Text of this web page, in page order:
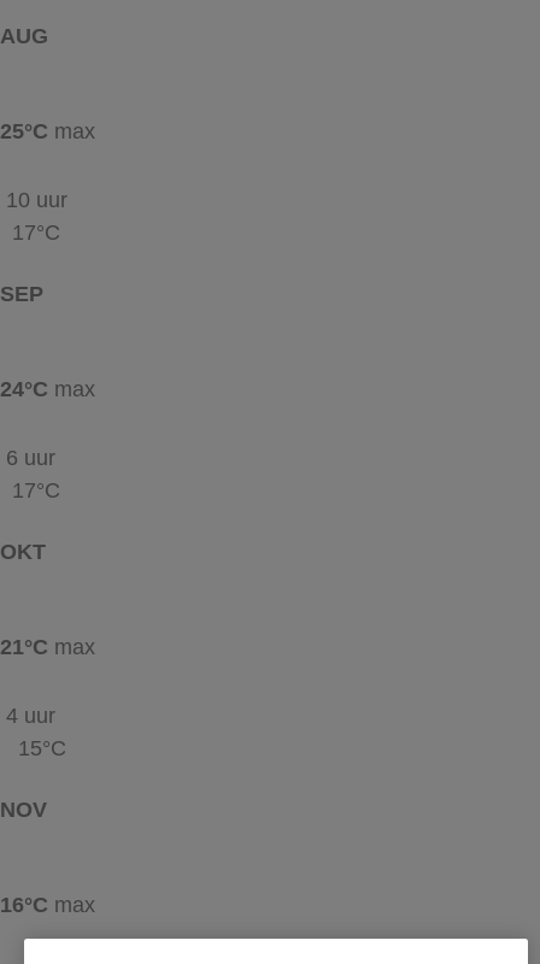
AUG
25°C max
10 uur
17°C
SEP
24°C max
6 uur
17°C
OKT
21°C max
4 uur
15°C
NOV
16°C max